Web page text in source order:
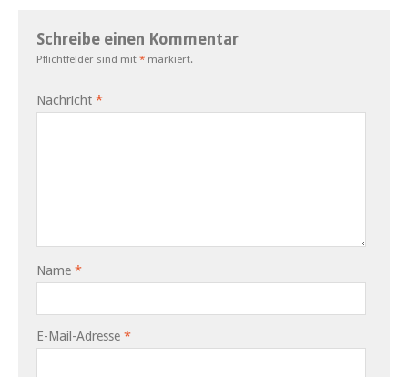
Schreibe einen Kommentar
Pflichtfelder sind mit * markiert.
Nachricht *
Name *
E-Mail-Adresse *